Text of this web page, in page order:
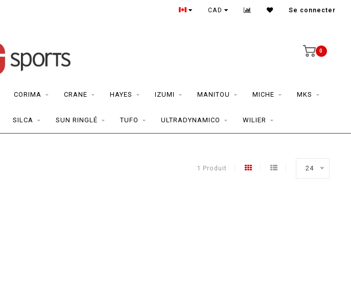
CAD Se connecter
0
CORIMA CRANE HAYES IZUMI MANITOU MICHE MKS
SILCA SUN RINGLÉ TUFO ULTRADYNAMICO WILIER
1 Produit 24